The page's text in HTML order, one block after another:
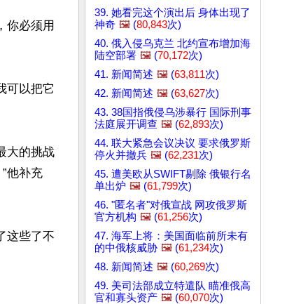
你必须用
可以把它
大的挑战
他补充
这些了不
39. 她看完这个演出后 身体出现了
神奇 🖼️ (80,843次)
40. 俄入侵乌克兰 北约宣布增加海
陆空部署 🖼️ (70,172次)
41. 新闻简述 🖼️ (63,811次)
42. 新闻简述 🖼️ (63,627次)
43. 38国指俄侵乌涉暴行 国际刑事
法庭展开调查 🖼️ (62,893次)
44. 联大紧急会议决议 要求俄罗斯
停火并撤兵 🖼️ (62,231次)
45. 遭美欧从SWIFT剔除 俄银行名
单出炉 🖼️ (61,799次)
46. "匿名者"对俄宣战 网攻俄罗斯
官方机构 🖼️ (61,256次)
47. 海军上将：美国面临前所未有
的中俄核威胁 🖼️ (61,234次)
48. 新闻简述 🖼️ (60,269次)
49. 美司法部成立特遣队 瞄准俄高
官和寡头资产 🖼️ (60,070次)